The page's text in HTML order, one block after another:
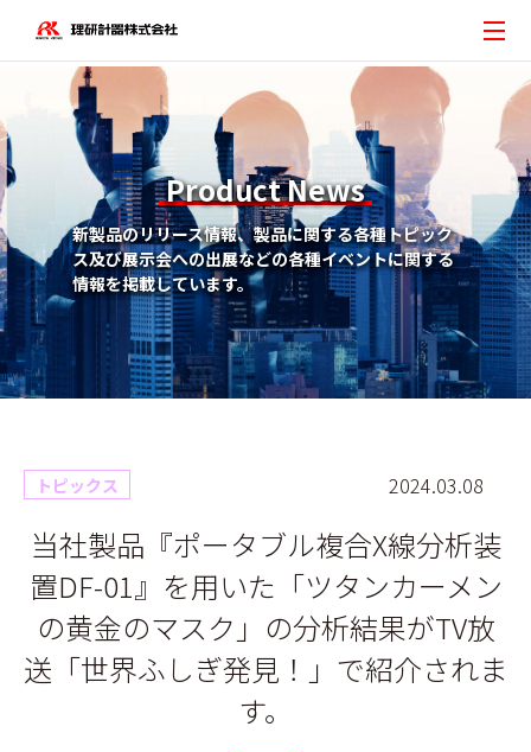
Product News
新製品のリリース情報、製品に関する各種トピック
ス及び展示会への出展などの各種イベントに関する
情報を掲載しています。
2024.03.08
トピックス
当社製品『ポータブル複合X線分析装
置DF-01』を用いた「ツタンカーメン
の黄金のマスク」の分析結果がTV放
送「世界ふしぎ発見！」で紹介されま
す。